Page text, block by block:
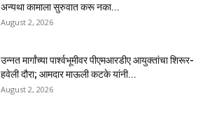
अन्यथा कामाला सुरुवात करू नका...
August 2, 2026
उन्नत मार्गांच्या पार्श्वभूमीवर पीएमआरडीए आयुक्तांचा शिरूर-
हवेली दौरा; आमदार माऊली कटके यांनी...
August 2, 2026